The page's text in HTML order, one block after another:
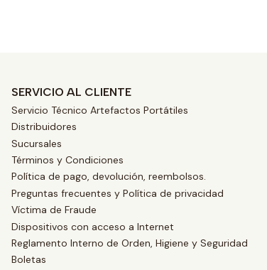
SERVICIO AL CLIENTE
Servicio Técnico Artefactos Portátiles
Distribuidores
Sucursales
Términos y Condiciones
Política de pago, devolución, reembolsos.
Preguntas frecuentes y Política de privacidad
Víctima de Fraude
Dispositivos con acceso a Internet
Reglamento Interno de Orden, Higiene y Seguridad
Boletas